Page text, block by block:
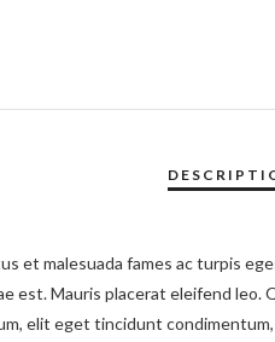
et malesuada fames ac turpis
est. Mauris placerat eleifend
elit eget tincidunt